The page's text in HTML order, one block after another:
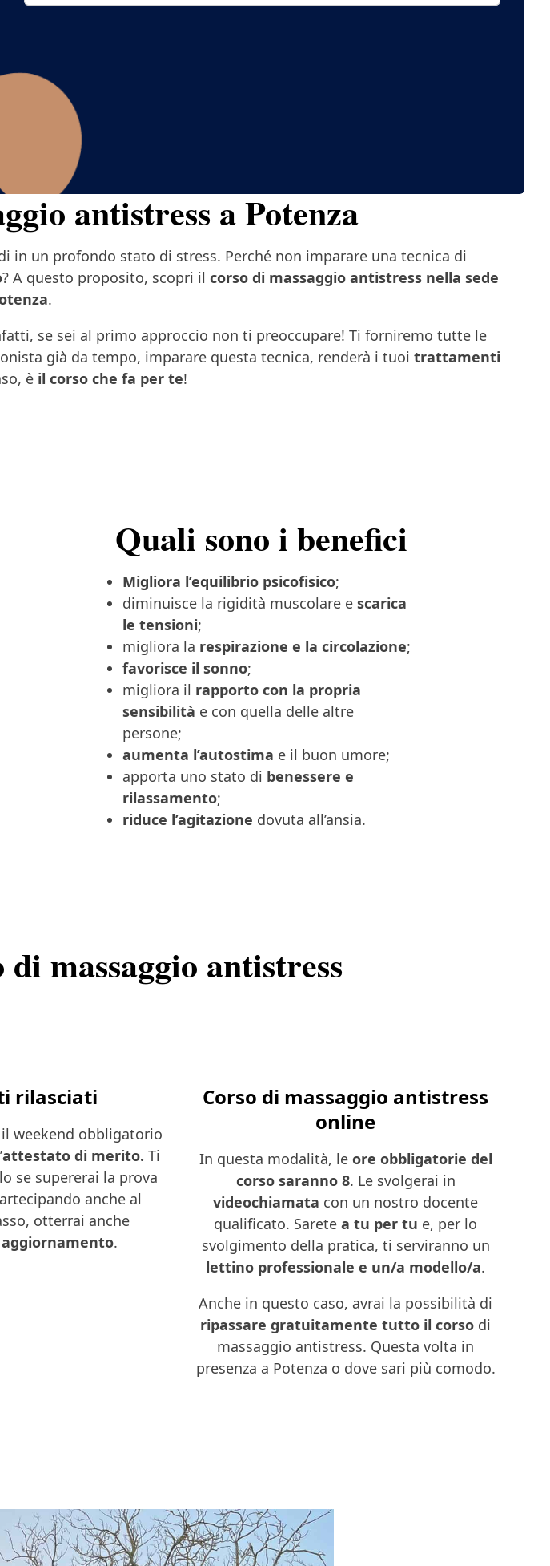
antistress a Potenza
in un profondo stato di stress. Perché non imparare una tecnica di
? A questo proposito, scopri il corso di massaggio antistress nella sede
.
se sei al primo approccio non ti preoccupare! Ti forniremo tutte le
già da tempo, imparare questa tecnica, renderà i tuoi trattamenti
è il corso che fa per te!
Quali sono i benefici
Migliora l’equilibrio psicofisico;
diminuisce la rigidità muscolare e scarica
le tensioni;
migliora la respirazione e la circolazione;
favorisce il sonno;
migliora il rapporto con la propria
sensibilità e con quella delle altre
persone;
aumenta l’autostima e il buon umore;
apporta uno stato di benessere e
rilassamento;
riduce l’agitazione dovuta all’ansia.
massaggio antistress
rilasciati
weekend obbligatorio
attestato di merito. Ti
se supererai la prova
anche al
otterrai anche
.
Corso di massaggio antistress
online
In questa modalità, le ore obbligatorie del
corso saranno 8. Le svolgerai in
videochiamata con un nostro docente
qualificato. Sarete a tu per tu e, per lo
svolgimento della pratica, ti serviranno un
lettino professionale e un/a modello/a.
Anche in questo caso, avrai la possibilità di
ripassare gratuitamente tutto il corso di
massaggio antistress. Questa volta in
presenza a Potenza o dove sari più comodo.